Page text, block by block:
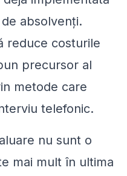
absolvenți.
reduce costurile
precursor al
metode care
telefonic.
nu sunt o
mai mult în ultima